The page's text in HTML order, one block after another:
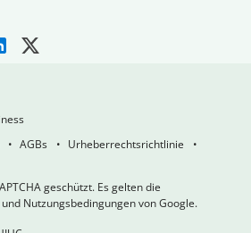
AGBs
Urheberrechtsrichtlinie
geschützt. Es gelten die
Nutzungsbedingungen von Google.